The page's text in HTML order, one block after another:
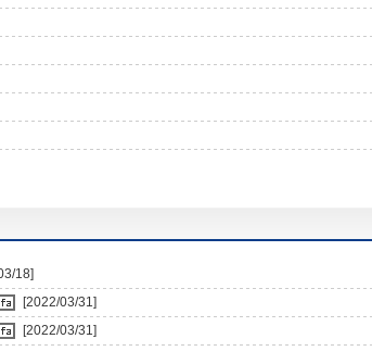
18]
[2022/03/31]
[2022/03/31]